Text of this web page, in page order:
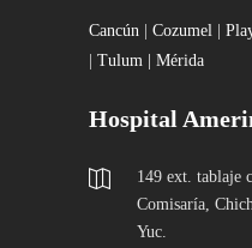
Cancún Cozumel
Tulum | Mérida
Hospital
149 ext. tablaje
Comisaría,
Yuc.